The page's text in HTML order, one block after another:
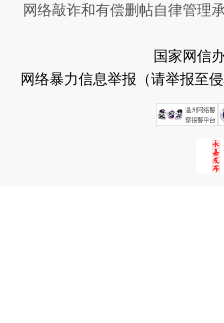
网络敲诈和有偿删帖自律管理
国家网信
网络暴力信息举报（请举报至